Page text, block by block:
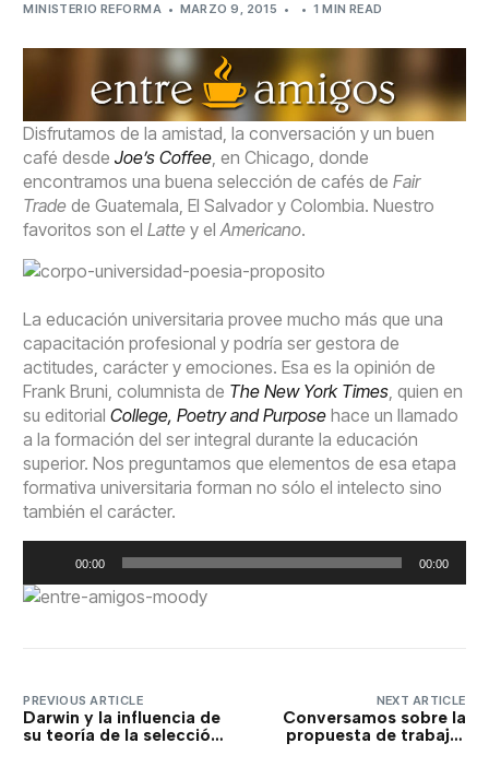
MINISTERIO REFORMA MARZO 9, 2015 1 MIN READ
Disfrutamos de la amistad, la conversación y un buen
café desdeJoe’s Coffee, en Chicago, donde
encontramos una buena selección de cafés deFair
Trade de Guatemala, El Salvador y Colombia. Nuestro
favoritos son elLatte y elAmericano.
La educación universitaria provee mucho más que una
capacitación profesional y podría ser gestora de
actitudes, carácter y emociones. Esa es la opinión de
Frank Bruni, columnista de The New York Times, quien en
su editorialCollege, Poetry and Purpose hace un llamado
a la formación del ser integral durante la educación
superior. Nos preguntamos que elementos de esa etapa
formativa universitaria forman no sólo el intelecto sino
también el carácter.
audio
00:00 00:00
PREVIOUS ARTICLE
Darwin y la influencia de
su teoría de la selección
NEXT ARTICLE
Conversamos sobre la
propuesta de trabajar